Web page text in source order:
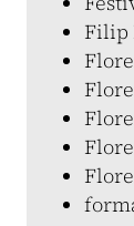
Filip